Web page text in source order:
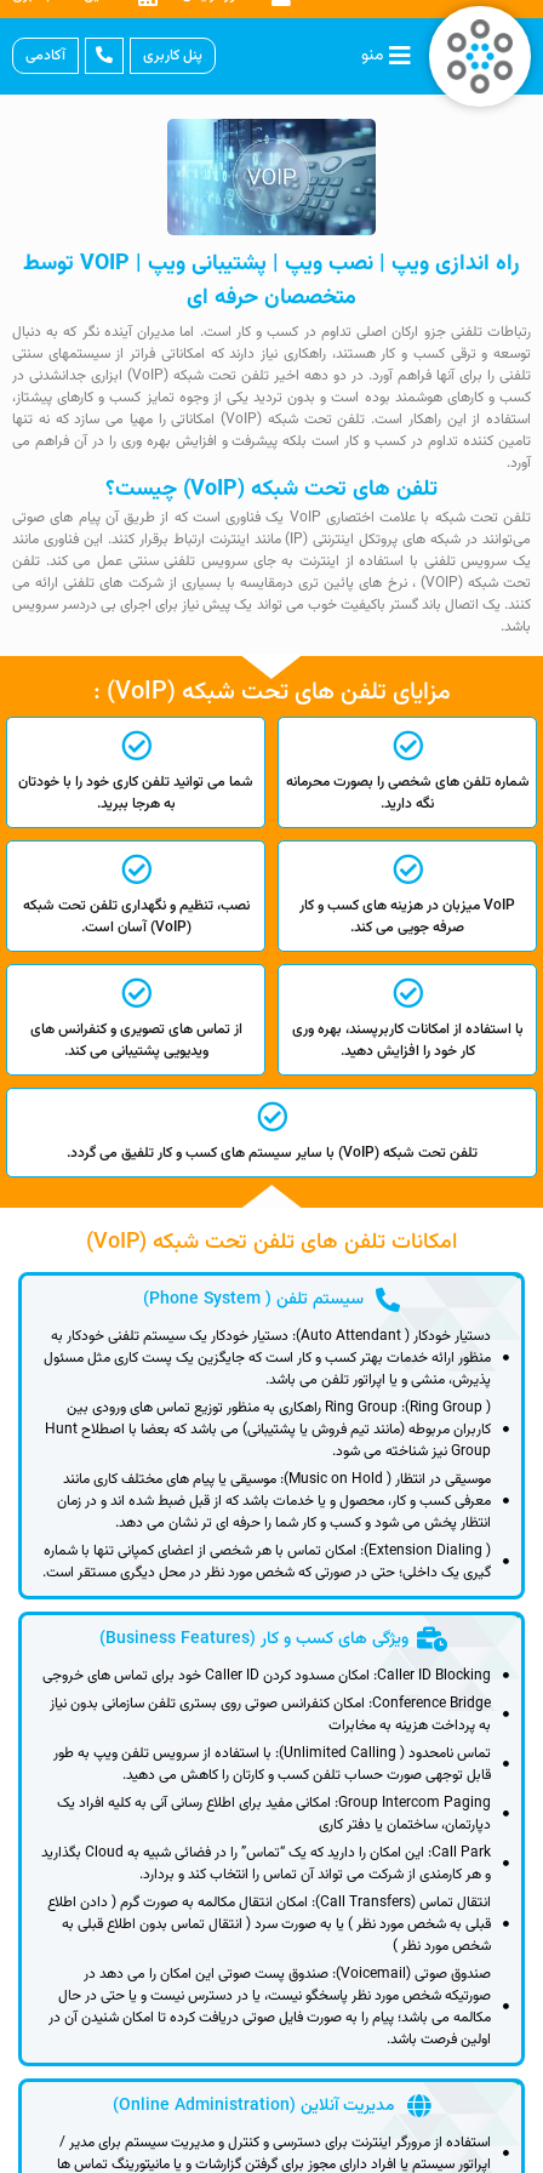
منو پنل کاربری آکادمی
راه اندازی ویپ | نصب ویپ | پشتیبانی ویپ | VOIP توسط
متخصصان حرفه ای
رتباطات تلفنی جزو ارکان اصلی تداوم در کسب و کار است. اما مدیران آینده نگر که به دنبال
توسعه و ترقی کسب و کار هستند، راهکاری نیاز دارند که امکاناتی فراتر از سیستمهای سنتی
تلفنی را برای آنها فراهم آورد. در دو دهه اخیر تلفن تحت شبکه (VoIP) ابزاری جدانشدنی در
کسب و کارهای هوشمند بوده است و بدون تردید یکی از وجوه تمایز کسب و کارهای پیشتاز،
استفاده از این راهکار است. تلفن تحت شبکه (VoIP) امکاناتی را مهیا می سازد که نه تنها
تامین کننده تداوم در کسب و کار است بلکه پیشرفت و افزایش بهره وری را در آن فراهم می
آورد.
تلفن های تحت شبکه (VoIP) چیست؟
تلفن تحت شبکه با علامت اختصاری VoIP یک فناوری است که از طریق آن پیام های صوتی
می‌توانند در شبکه های پروتکل اینترنتی (IP) مانند اینترنت ارتباط برقرار کنند. این فناوری مانند
یک سرویس تلفنی با استفاده از اینترنت به جای سرویس تلفنی سنتی عمل می کند. تلفن
تحت شبکه (VOIP) ، نرخ های پائین تری درمقایسه ‌با بسیاری از شرکت های تلفنی ارائه می
کنند. یک اتصال باند گستر باکیفیت خوب می تواند یک پیش نیاز برای اجرای بی دردسر سرویس
باشد.
مزایای تلفن های تحت شبکه (VoIP) :
شماره تلفن های شخصی را بصورت محرمانه
نگه دارید.
شما می توانید تلفن کاری خود را با خودتان
به هرجا ببرید.
VoIP میزبان در هزینه های کسب و کار
صرفه جویی می کند.
نصب، تنظیم و نگهداری تلفن تحت شبکه
(VoIP) آسان است.
با استفاده از امکانات کاربرپسند، بهره وری
کار خود را افزایش دهید.
از تماس های تصویری و کنفرانس های
ویدیویی پشتیبانی می کند.
تلفن تحت شبکه (VoIP) با سایر سیستم های کسب و کار تلفیق می گردد.
امکانات تلفن های تلفن تحت شبکه (VoIP)
سیستم تلفن ( Phone System)
دستیار خودکار ( Auto Attendant): دستیار خودکار یک سیستم تلفنی خودکار به
منظور ارائه خدمات بهتر کسب و کار است که جایگزین یک پست کاری مثل مسئول
پذیرش، منشی و یا اپراتور تلفن می باشد.
( Ring Group): Ring Group راهکاری به منظور توزیع تماس های ورودی بین
کاربران مربوطه (مانند تیم فروش یا پشتیبانی) می باشد که بعضا با اصطلاح Hunt
Group نیز شناخته می شود.
موسیقی در انتظار ( Music on Hold): موسیقی یا پیام های مختلف کاری مانند
معرفی کسب و کار، محصول و یا خدمات باشد که از قبل ضبط شده اند و در زمان
انتظار پخش می شود و کسب و کار شما را حرفه ای تر نشان می دهد.
( Extension Dialing): امکان تماس با هر شخصی از اعضای کمپانی تنها با شماره
گیری یک داخلی؛ حتی در صورتی که شخص مورد نظر در محل دیگری مستقر است.
ویژگی های کسب و کار (Business Features)
Caller ID Blocking: امکان مسدود کردن Caller ID خود برای تماس های خروجی
Conference Bridge: امکان کنفرانس صوتی روی بستری تلفن سازمانی بدون نیاز
به پرداخت هزینه به مخابرات
تماس نامحدود ( Unlimited Calling): با استفاده از سرویس تلفن ویپ به طور
قابل توجهی صورت حساب تلفن کسب و کارتان را کاهش می دهید.
Group Intercom Paging: امکانی مفید برای اطلاع رسانی آنی به کلیه افراد یک
دپارتمان، ساختمان یا دفتر کاری
Call Park: این امکان را دارید که یک “تماس” را در فضائی شبیه به Cloud بگذارید
و هر کارمندی از شرکت می تواند آن تماس را انتخاب کند و بردارد.
انتقال تماس (Call Transfers): امکان انتقال مکالمه به صورت گرم ( دادن اطلاع
قبلی به شخص مورد نظر ) یا به صورت سرد ( انتقال تماس بدون اطلاع قبلی به
شخص مورد نظر )
صندوق صوتی (Voicemail): صندوق پست صوتی این امکان را می دهد در
صورتیکه شخص مورد نظر پاسخگو نیست، یا در دسترس نیست و یا حتی در حال
مکالمه می باشد؛ پیام را به صورت فایل صوتی دریافت کرده تا امکان شنیدن آن در
اولین فرصت باشد.
مدیریت آنلاین (Online Administration)
استفاده از مرورگر اینترنت برای دسترسی و کنترل و مدیریت سیستم برای مدیر /
اپراتور سیستم یا افراد دارای مجوز برای گرفتن گزارشات و یا مانیتورینگ تماس ها